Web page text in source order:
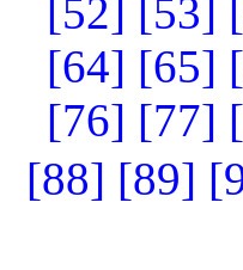
[52] [53]
[64] [65]
[76] [77]
[88] [89]